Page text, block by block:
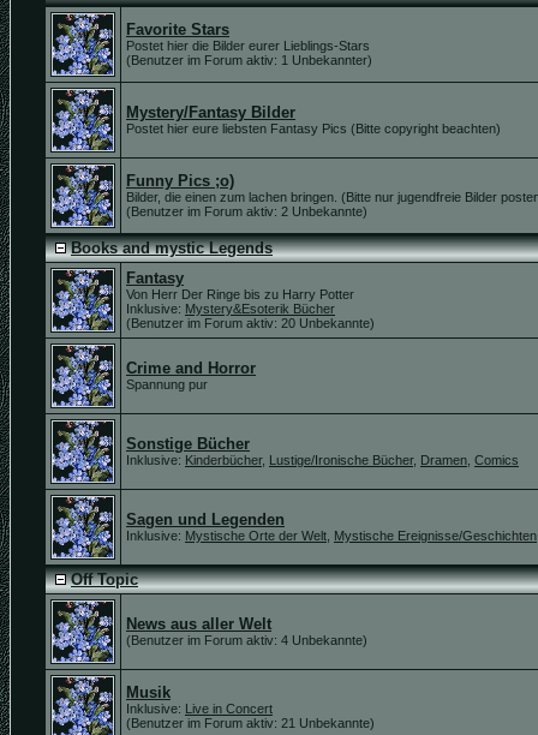
Favorite Stars
Postet hier die Bilder eurer Lieblings-Stars
(Benutzer im Forum aktiv: 1 Unbekannter)
Mystery/Fantasy Bilder
Postet hier eure liebsten Fantasy Pics (Bitte copyright beachten)
Funny Pics ;o)
Bilder, die einen zum lachen bringen. (Bitte nur jugendfreie Bilder
(Benutzer im Forum aktiv: 2 Unbekannte)
Books and mystic Legends
Fantasy
Von Herr Der Ringe bis zu Harry Potter
Inklusive: Mystery&Esoterik Bücher
(Benutzer im Forum aktiv: 20 Unbekannte)
Crime and Horror
Spannung pur
Sonstige Bücher
Inklusive: Kinderbücher, Lustige/Ironische Bücher, Dramen Comics
Sagen und Legenden
Inklusive: Mystische Orte der Welt Mystische Ereignisse/Geschichten
Off Topic
News aus aller Welt
(Benutzer im Forum aktiv: 4 Unbekannte)
Musik
Inklusive: Live in Concert
(Benutzer im Forum aktiv: 21 Unbekannte)